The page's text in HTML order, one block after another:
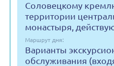
Соловецкому
территории
монастыря,
Маршрут дня:
Варианты
обслуживания